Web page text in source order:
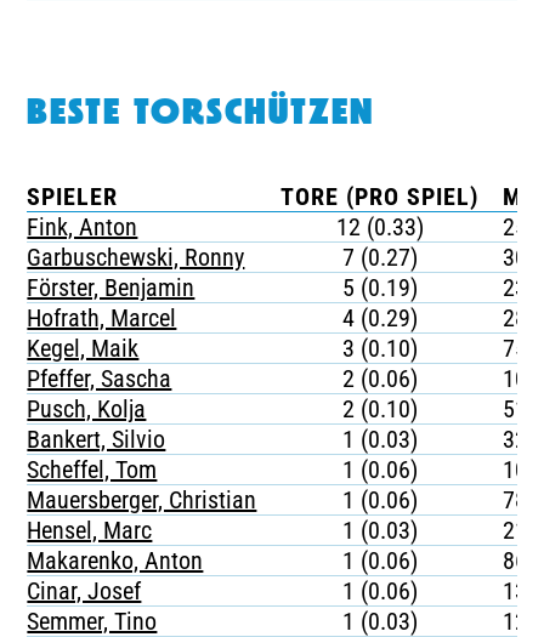
BESTE TORSCHÜTZEN
SPIELER TORE (PRO SPIEL)
Fink, Anton
12 (0.33)
253
Garbuschewski, Ronny
7 (0.27)
305
Förster, Benjamin
5 (0.19)
232
Hofrath, Marcel
4 (0.29)
283
Kegel, Maik
3 (0.10)
759
Pfeffer, Sascha
2 (0.06)
Pusch, Kolja
2 (0.10)
512
Bankert, Silvio
1 (0.03)
Scheffel, Tom
1 (0.06)
Mauersberger, Christian
1 (0.06)
782
Hensel, Marc
1 (0.03)
Makarenko, Anton
1 (0.06)
860
Cinar, Josef
1 (0.06)
Semmer, Tino
1 (0.03)